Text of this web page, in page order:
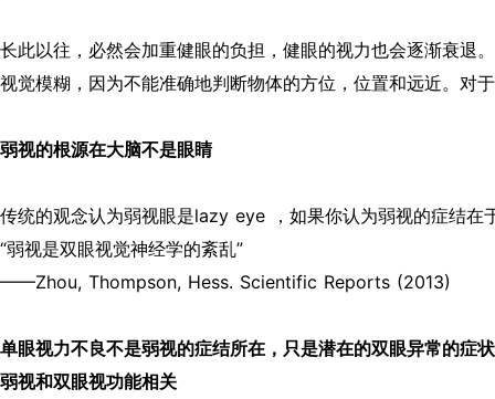
长此以往，必然会加重健眼的负担，健眼的视力也会逐渐衰退
视觉模糊，因为不能准确地判断物体的方位，位置和远近。对
弱视的根源在大脑不是眼睛
传统的观念认为弱视眼是lazy eye ，如果你认为弱视的症结
“弱视是双眼视觉神经学的紊乱”
——Zhou, Thompson, Hess. Scientific Reports (2013)
单眼视力不良不是弱视的症结所在，只是潜在的双眼异常的症
弱视和双眼视功能相关